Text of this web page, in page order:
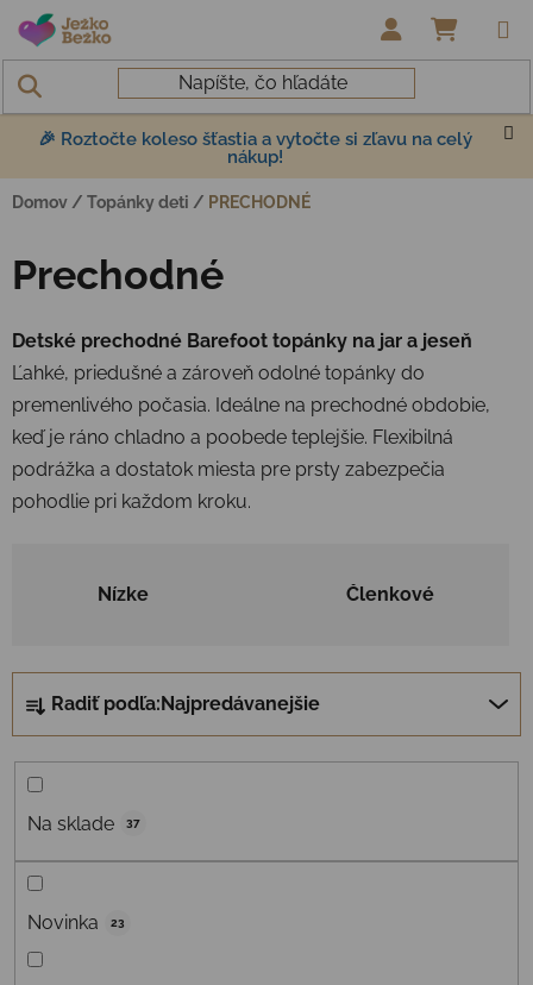
Prejsť na obsah
🎉 Roztočte koleso šťastia a vytočte si zľavu na celý
nákup!
Domov / Topánky deti / PRECHODNÉ
Prechodné
Detské prechodné Barefoot topánky na jar a jeseň
Ľahké, priedušné a zároveň odolné topánky do
premenlivého počasia. Ideálne na prechodné obdobie,
keď je ráno chladno a poobede teplejšie. Flexibilná
podrážka a dostatok miesta pre prsty zabezpečia
pohodlie pri každom kroku.
Nízke Členkové
Radiť podľa: Najpredávanejšie
Na sklade 37
Novinka 23